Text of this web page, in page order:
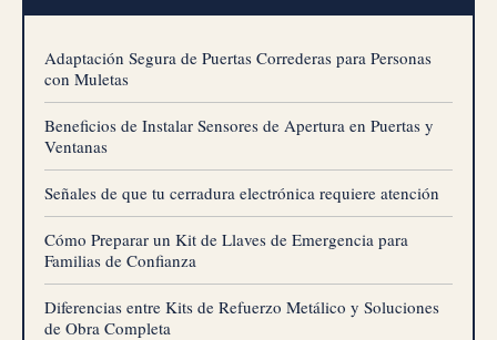
Adaptación Segura de Puertas Correderas para Personas
con Muletas
Beneficios de Instalar Sensores de Apertura en Puertas y
Ventanas
Señales de que tu cerradura electrónica requiere atención
Cómo Preparar un Kit de Llaves de Emergencia para
Familias de Confianza
Diferencias entre Kits de Refuerzo Metálico y Soluciones
de Obra Completa